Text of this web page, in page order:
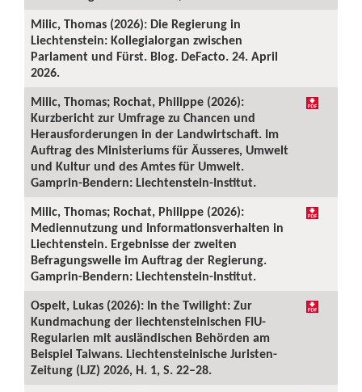
Milic, Thomas (2026): Die Regierung in
Liechtenstein: Kollegialorgan zwischen
Parlament und Fürst. Blog. DeFacto. 24. April
2026.
Milic, Thomas; Rochat, Philippe (2026):
Kurzbericht zur Umfrage zu Chancen und
Herausforderungen in der Landwirtschaft. Im
Auftrag des Ministeriums für Äusseres, Umwelt
und Kultur und des Amtes für Umwelt.
Gamprin-Bendern: Liechtenstein-Institut.
Milic, Thomas; Rochat, Philippe (2026):
Mediennutzung und Informationsverhalten in
Liechtenstein. Ergebnisse der zweiten
Befragungswelle im Auftrag der Regierung.
Gamprin-Bendern: Liechtenstein-Institut.
Ospelt, Lukas (2026): In the Twilight: Zur
Kundmachung der liechtensteinischen FIU-
Regularien mit ausländischen Behörden am
Beispiel Taiwans. Liechtensteinische Juristen-
Zeitung (LJZ) 2026, H. 1, S. 22–28.